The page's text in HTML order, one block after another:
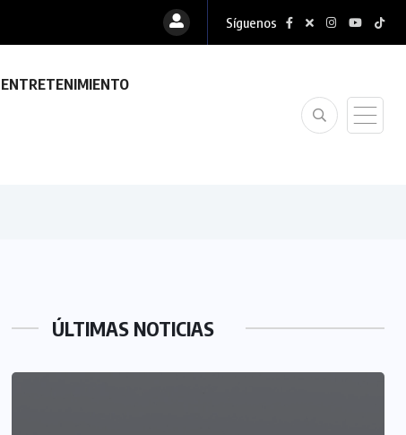
Síguenos
ENTRETENIMIENTO
ÚLTIMAS NOTICIAS